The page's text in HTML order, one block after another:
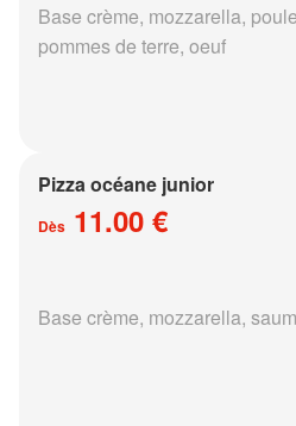
Base crème, mozzarella,
pommes de terre, oeuf
Pizza océane junior
Dès 11.00 €
Base crème, mozzarella,